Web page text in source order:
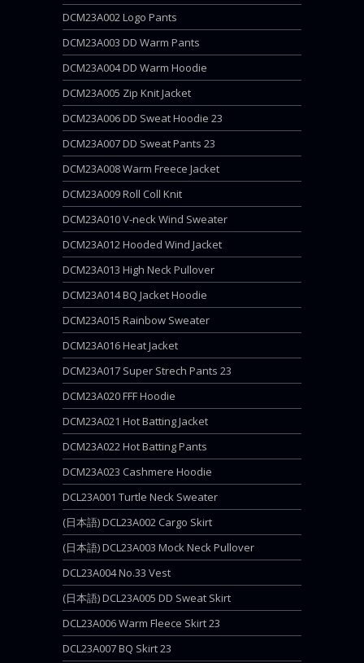
DCM23A002 Logo Pants
DCM23A003 DD Warm Pants
DCM23A004 DD Warm Hoodie
DCM23A005 Zip Knit Jacket
DCM23A006 DD Sweat Hoodie 23
DCM23A007 DD Sweat Pants 23
DCM23A008 Warm Freece Jacket
DCM23A009 Roll Coll Knit
DCM23A010 V-neck Wind Sweater
DCM23A012 Hooded Wind Jacket
DCM23A013 High Neck Pullover
DCM23A014 BQ Jacket Hoodie
DCM23A015 Rainbow Sweater
DCM23A016 Heat Jacket
DCM23A017 Super Strech Pants 23
DCM23A020 FFF Hoodie
DCM23A021 Hot Batting Jacket
DCM23A022 Hot Batting Pants
DCM23A023 Cashmere Hoodie
DCL23A001 Turtle Neck Sweater
(日本語) DCL23A002 Cargo Skirt
(日本語) DCL23A003 Mock Neck Pullover
DCL23A004 No.33 Vest
(日本語) DCL23A005 DD Sweat Skirt
DCL23A006 Warm Fleece Skirt 23
DCL23A007 BQ Skirt 23